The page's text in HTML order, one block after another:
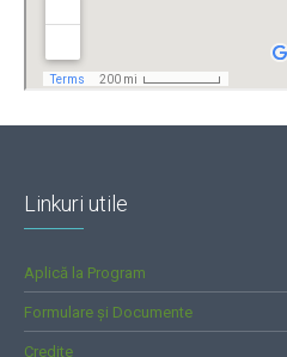
Linkuri utile
Aplică la Program
Formulare și Documente
Credite